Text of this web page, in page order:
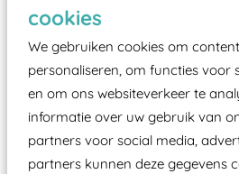
cookies
We gebruiken cookies om
personaliseren, om functies voor
en om ons websiteverkeer te
informatie over uw gebruik van
partners voor social media,
partners kunnen deze gegevens
moet zijn van een
certificering, uitgegeven
aangewezen
Wij ook speeltoestellen
ze toch binnen het
Speeltoestellen vallen?